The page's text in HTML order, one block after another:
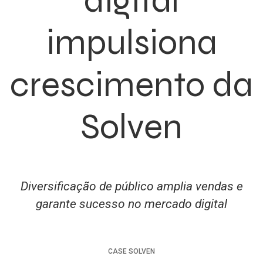
impulsiona
crescimento da
Solven
Diversificação de público amplia vendas e
garante sucesso no mercado digital
CASE SOLVEN